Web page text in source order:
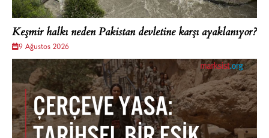
Keşmir halkı neden Pakistan devletine karşı ayaklanıyor?
9 Ağustos 2026